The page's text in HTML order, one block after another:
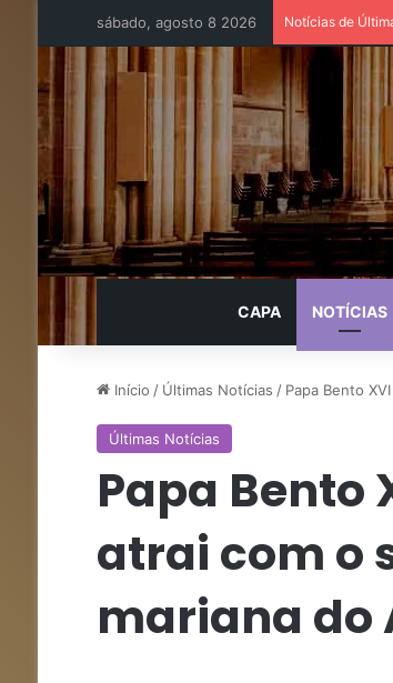
sábado, agosto 8 2026 Notícias de
CAPA NOTÍCIAS
Início / Últimas Notícias / Papa Bento
Últimas Notícias
Papa Bento
atrai com o
mariana do